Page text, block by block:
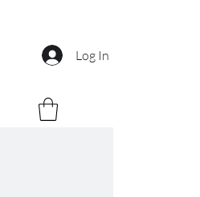
Log In